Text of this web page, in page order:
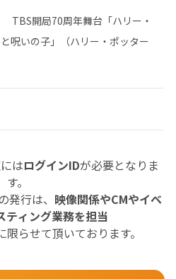
TBS開局70周年舞台「ハリー・
呪いの子」（ハリー・ポッター
はログインIDが必要となりま
す。
行は、 映像関係やCMやイベ
ティング業務を担当
限らせて頂いております。